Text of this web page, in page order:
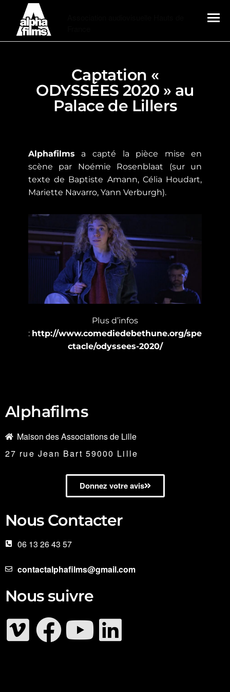
Captation «
ODYSSÉES 2020 » au
Palace de Lillers
Alphafilms a capté la pièce mise en
scène par Noémie Rosenblaat (sur un
texte de Baptiste Amann, Célia Houdart,
Mariette Navarro, Yann Verburgh).
Plus d’infos
: http://www.comediedebethune.org/spe
ctacle/odyssees-2020/
Alphafilms
Maison des Associations de Lille
27 rue Jean Bart 59000 Lille
Donnez votre avis
Nous Contacter
06 13 26 43 57
contactalphafilms@gmail.com
Nous suivre